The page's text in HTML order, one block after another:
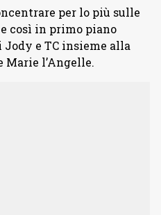
per lo più sulle
così in primo piano
e TC insieme alla
Marie l’Angelle.